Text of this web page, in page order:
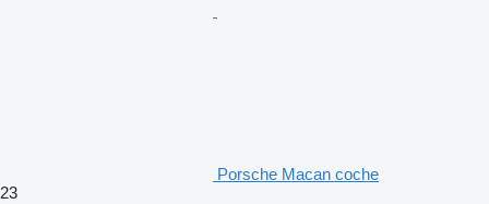
Porsche Macan coche
23